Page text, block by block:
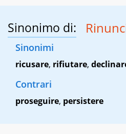
Sinonimo di:
Sinonimi
ricusare, rifiutare,
Contrari
proseguire, persistere